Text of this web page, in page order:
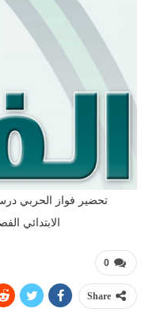
تحضير فواز الحربي
الابتدائي
0
Share